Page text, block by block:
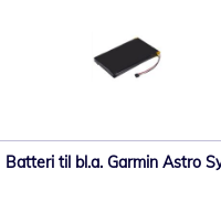
Batteri til bl.a. Garmin Astro